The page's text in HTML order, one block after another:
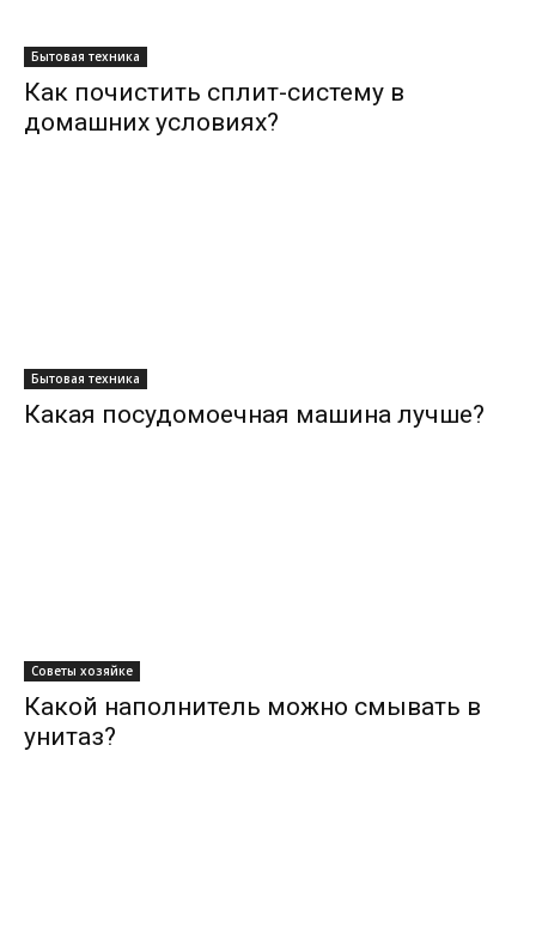
Бытовая техника
Как почистить сплит-систему в
домашних условиях?
Бытовая техника
Какая посудомоечная машина лучше?
Советы хозяйке
Какой наполнитель можно смывать в
унитаз?